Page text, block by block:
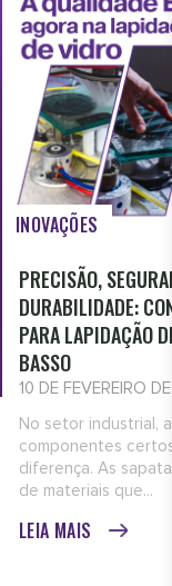
INOVAÇÕES
PRECISÃO,
DURABILIDADE:
PARA LAPIDAÇÃO
BASSO
10 DE FEVEREIRO
No setor industrial,
componentes
diferença. As
de materiais que...
LEIA MAIS